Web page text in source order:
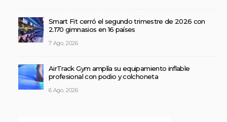
Smart Fit cerró el segundo trimestre de 2026 con
2.170 gimnasios en 16 países
7 Ago, 2026
AirTrack Gym amplía su equipamiento inflable
profesional con podio y colchoneta
6 Ago, 2026